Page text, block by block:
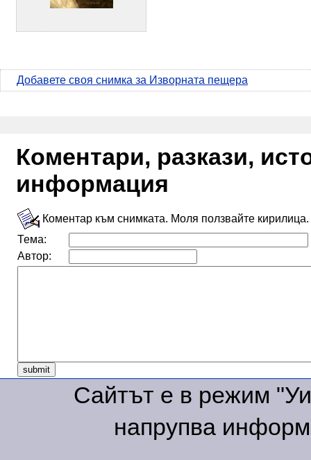
Добавете своя снимка за Изворната пещера
Коментари, разкази,
информация
Коментар към снимката. Моля ползвайте кирилица.
Тема:
Автор:
Сайтът е в режим
напрупва